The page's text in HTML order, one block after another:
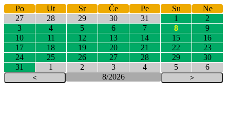
Po Ut Sr Če Pe Su
Ne
27
28 29 30 31 1
2
3
4 5 6 7 8
9
10
11 12 13 14 15
16
17
18 19 20 21 22
23
24
25 26 27 28 29
30
31
1 2 3 4 5 6
< 8/2026 >